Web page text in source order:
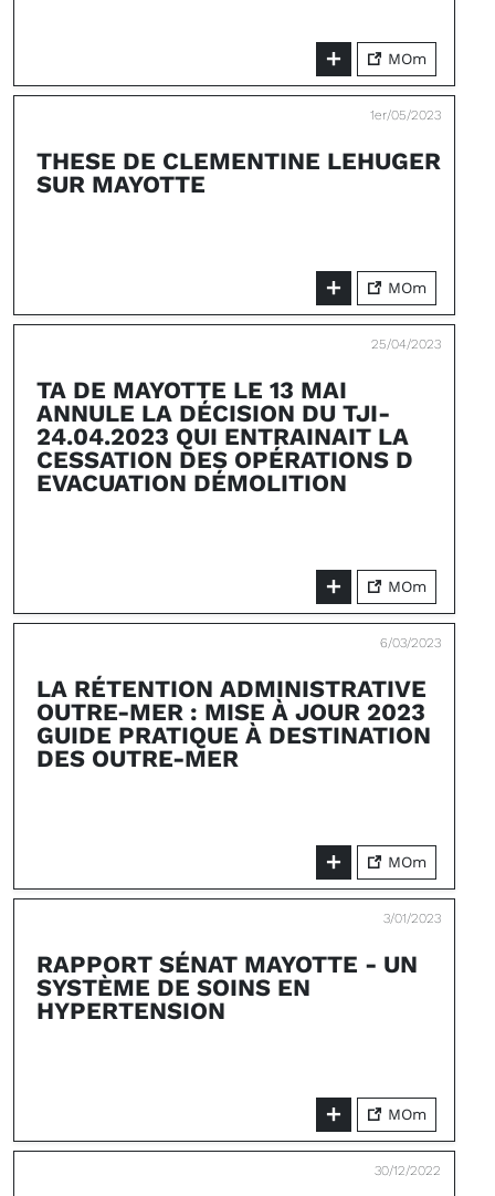
MOm
1er/05/2023
THESE DE CLEMENTINE LEHUGER
SUR MAYOTTE
MOm
25/04/2023
TA DE MAYOTTE LE 13 MAI
ANNULE LA DÉCISION DU TJI-
24.04.2023 QUI ENTRAINAIT LA
CESSATION DES OPÉRATIONS D
EVACUATION DÉMOLITION
MOm
6/03/2023
LA RÉTENTION ADMINISTRATIVE
OUTRE-MER : MISE À JOUR 2023
GUIDE PRATIQUE À DESTINATION
DES OUTRE-MER
MOm
3/01/2023
RAPPORT SÉNAT MAYOTTE - UN
SYSTÈME DE SOINS EN
HYPERTENSION
MOm
30/12/2022